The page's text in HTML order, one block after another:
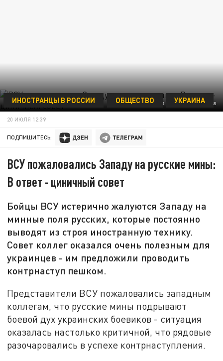
ALEXANDER REKUN/GLOBALLOOKPRESS
ИНОСТРАНЦЫ В РОССИИ ОБЩЕСТВО УКРАИНА
20 ИЮЛЯ 12:39
ПОДПИШИТЕСЬ:
ВСУ пожаловались Западу на русские мины:
В ответ - циничный совет
Бойцы ВСУ истерично жалуются Западу на
минные поля русских, которые постоянно
выводят из строя иностранную технику.
Совет коллег оказался очень полезным для
украинцев - им предложили проводить
контрнаступ пешком.
Представители ВСУ пожаловались западным
коллегам, что русские мины подрывают
боевой дух украинских боевиков - ситуация
оказалась настолько критичной, что рядовые
разочаровались в успехе контрнаступления.